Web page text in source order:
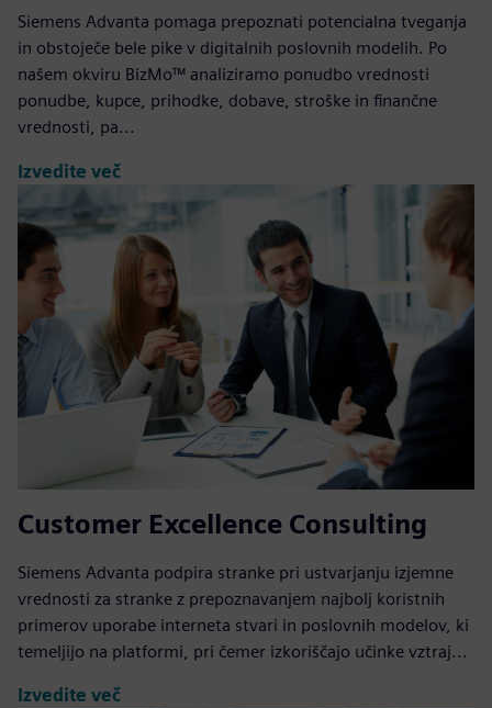
Siemens Advanta pomaga prepoznati potencialna tveganja
in obstoječe bele pike v digitalnih poslovnih modelih. Po
našem okviru BizMo™ analiziramo ponudbo vrednosti
ponudbe, kupce, prihodke, dobave, stroške in finančne
vrednosti, pa...
Izvedite več
Customer Excellence Consulting
Siemens Advanta podpira stranke pri ustvarjanju izjemne
vrednosti za stranke z prepoznavanjem najbolj koristnih
primerov uporabe interneta stvari in poslovnih modelov, ki
temeljijo na platformi, pri čemer izkoriščajo učinke vztraj...
Izvedite več